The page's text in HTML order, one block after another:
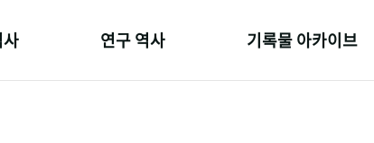
연구 역사 기록물 아카이브